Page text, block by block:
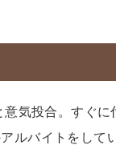
気投合。すぐ
ルバイトをして